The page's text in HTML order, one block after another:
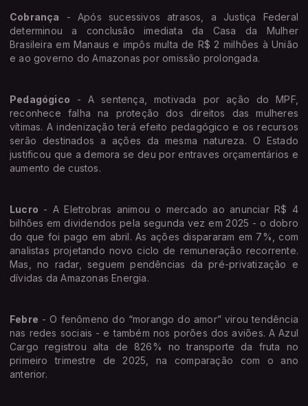
Cobrança - Após sucessivos atrasos, a Justiça Federal
determinou a conclusão imediata da Casa da Mulher
Brasileira em Manaus e impôs multa de R$ 2 milhões à União
e ao governo do Amazonas por omissão prolongada.
Pedagógico - A sentença, motivada por ação do MPF,
reconhece falha na proteção dos direitos das mulheres
vítimas. A indenização terá efeito pedagógico e os recursos
serão destinados a ações da mesma natureza. O Estado
justificou que a demora se deu por entraves orçamentários e
aumento de custos.
Lucro - A Eletrobras animou o mercado ao anunciar R$ 4
bilhões em dividendos pela segunda vez em 2025 - o dobro
do que foi pago em abril. As ações dispararam em 7%, com
analistas projetando novo ciclo de remuneração recorrente.
Mas, no radar, seguem pendências da pré-privatização e
dívidas da Amazonas Energia.
Febre - O fenômeno do “morango do amor” virou tendência
nas redes sociais - e também nos porões dos aviões. A Azul
Cargo registrou alta de 826% no transporte da fruta no
primeiro trimestre de 2025, na comparação com o ano
anterior.